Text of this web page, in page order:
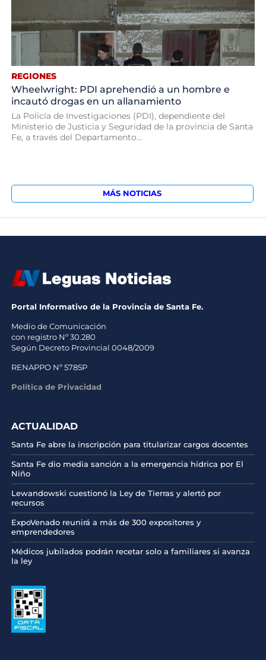
REGIONES
Wheelwright: PDI aprehendió a un hombre e
incautó drogas en un allanamiento
La Policía de Investigaciones (PDI), dependiente del
Ministerio de Justicia y Seguridad de la provincia de Santa
Fe, a través del Departamento...
MÁS NOTICIAS
Portal Informativo de la Provincia de Santa Fe.
Medio de Comunicación
con registro Nº 30.280
Según Decreto Provincial 0048/2009
RENAPPO Nº 5785P
Política de Privacidad
ACTUALIDAD
Santa Fe abre la inscripción para titularizar cargos docentes
Santa Fe dio media sanción a la emergencia hídrica por El
Niño
Lewandowski cuestionó la Ley de Tierras y alertó por
recursos
ExpoVenado reunirá a más de 300 expositores y
emprendedores
Médicos jubilados podrán recetar solo a familiares si avanza
la ley